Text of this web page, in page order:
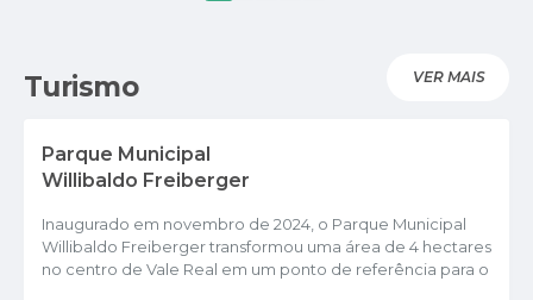
Turismo VER MAIS
Parque Municipal
Willibaldo Freiberger
Inaugurado em novembro de 2024, o Parque Municipal
Willibaldo Freiberger transformou uma área de 4 hectares
no centro de Vale Real em um ponto de referência para o